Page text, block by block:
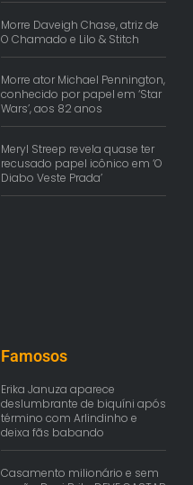
Morre Daveigh Chase, atriz de
O Chamado e Lilo & Stitch
Morre ator Michael Pennington,
conhecido por papel em ‘Star
Wars’, aos 82 anos
Meryl Streep revela quase ter
recusado papel icônico em ‘O
Diabo Veste Prada’
Famosos
Erika Januza aparece
deslumbrante de biquíni após
término com Arlindinho e
deixa fãs babando
Casamento milionário e sem